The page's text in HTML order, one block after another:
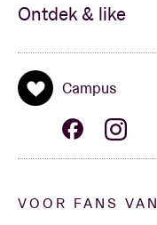
Ontdek & like
Campus
VOOR FANS VAN